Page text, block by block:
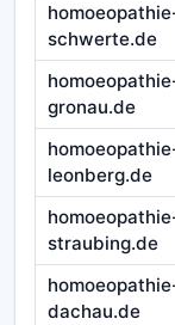
schwerte.de
gronau.de
leonberg.de
straubing.de
dachau.de